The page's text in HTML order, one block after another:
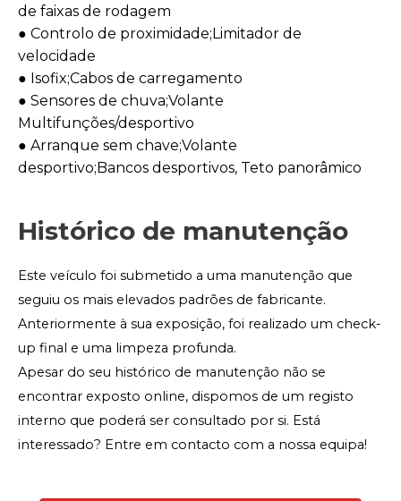
de faixas de rodagem
● Controlo de proximidade;Limitador de
velocidade
● Isofix;Cabos de carregamento
● Sensores de chuva;Volante
Multifunções/desportivo
● Arranque sem chave;Volante
desportivo;Bancos desportivos, Teto panorâmico
Histórico de manutenção
Este veículo foi submetido a uma manutenção que
seguiu os mais elevados padrões de fabricante.
Anteriormente à sua exposição, foi realizado um check-
up final e uma limpeza profunda.
Apesar do seu histórico de manutenção não se
encontrar exposto online, dispomos de um registo
interno que poderá ser consultado por si. Está
interessado? Entre em contacto com a nossa equipa!